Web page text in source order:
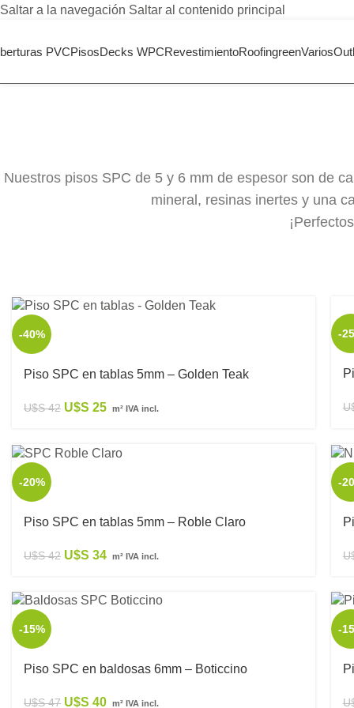
Saltar a la navegación Saltar al contenido principal
PVCPisosDecks WPCRevestimientoRoofingreenVarios
Vinílicos
Nuestros pisos SPC de 5 y 6 mm de espesor son de
mineral, resinas inertes y una
-40%
Piso SPC en tablas 5mm – Golden Teak
U$S42 U$S 25 m² IVA incl.
-
-20%
Piso SPC en tablas 5mm – Roble Claro
U$S42 U$S 34 m² IVA incl.
-
-15%
Piso SPC en baldosas 6mm – Boticcino
U$S47 U$S 40 m² IVA incl.
-